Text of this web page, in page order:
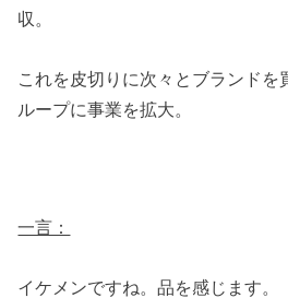
収。
これを皮切りに次々とブランド
ループに事業を拡大。
一言：
イケメンですね。品を感じます。